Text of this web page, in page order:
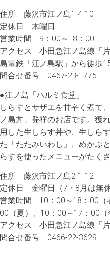
住所 藤沢市江ノ島1-4-10
定休日 木曜日
営業時間 9：00～18：00
アクセス 小田急江ノ島線「
島電鉄「江ノ島駅」から徒歩
問合せ番号 0467-23-1775
●江ノ島「ハルミ食堂」
しらすとサザエを甘辛く煮て
ノ島丼」発祥のお店です。獲
用した生しらす丼や、生しら
た「たたみいわし」、めかぶ
らすを使ったメニューがたく
住所 藤沢市江ノ島2-1-12
定休日 金曜日（7・8月は無休
営業時間 10：00～18：00（
00（夏）、10：00～17：00（
アクセス 小田急江ノ島線「
問合せ番号 0466-22-3629